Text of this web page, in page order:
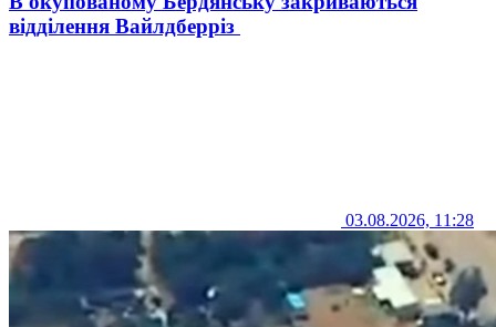
відділення Вайлдберріз
03.08.2026, 11:28